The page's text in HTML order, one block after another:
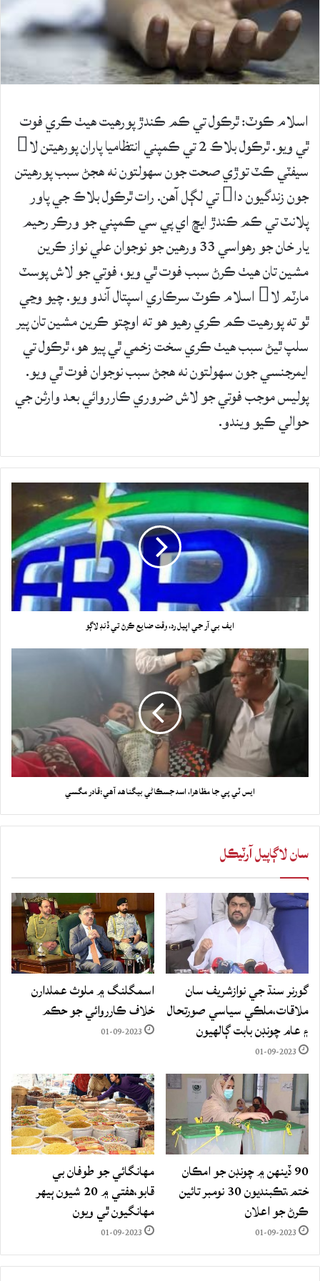
اسلام ڪوٽ: ٿرڪول تي ڪم ڪندڙ پورهيت هيٺ ڪري فوت
ٿي ويو. ٿرڪول بلاڪ 2 تي ڪمپني انتظاميا پاران پورهيتن لا
سيفٽي ڪٽ توڙي صحت جون سهولتون نه هجڻ سبب پورهيتن
جون زندگيون دا تي لڳل آهن. رات ٿرڪول بلاڪ جي پاور
پلانٽ تي ڪم ڪندڙ ايڇ اي پي سي ڪمپني جو ورڪر رحيم
يار خان جو رهواسي 33 ورهين جو نوجوان علي نواز ڪرين
مشين تان هيٺ ڪرڻ سبب فوت ٿي ويو، فوتي جو لاش پوسٽ
مارٽم لا اسلام ڪوٽ سرڪاري اسپتال آندو ويو. چيو وڃي
ٿو ته پورهيت ڪم ڪري رهيو هو ته اوچتو ڪرين مشين تان پير
سلپ ٿيڻ سبب هيٺ ڪري سخت زخمي ٿي پيو هو، ٿرڪول تي
ايمرجنسي جون سهولتون نه هجڻ سبب نوجوان فوت ٿي ويو.
پوليس موجب فوتي جو لاش ضروري ڪارروائي بعد وارثن جي
حوالي ڪيو ويندو.
ايف بي آر جي اپيل رد، وقت ضايع ڪرڻ تي ڏنڊ لاڳو
ايس ٽي پي جا مظاهرا، اسد جسڪاڻي بيگناهه آهي:قادر مگسي
سان لاڳاپيل آرٽيڪل
گورنر سنڌ جي نوازشريف سان
ملاقات،ملڪي سياسي صورتحال
۽ عام چونڊن بابت ڳالهيون
01-09-2023
اسمگلنگ ۾ ملوث عملدارن
خلاف ڪارروائي جو حڪم
01-09-2023
90 ڏينهن ۾ چونڊن جو امڪان
ختم،تڪبنديون 30 نومبر تائين
ڪرڻ جو اعلان
01-09-2023
مهانگائي جو طوفان بي
قابو،هفتي ۾ 20 شيون ٻيهر
مهانگيون ٿي ويون
01-09-2023